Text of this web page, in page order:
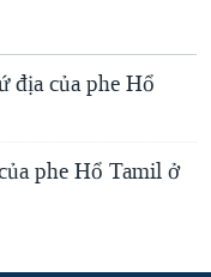
địa của phe Hổ
phe Hổ Tamil ở